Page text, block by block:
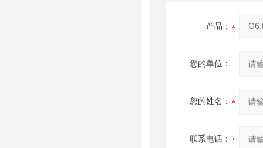
产品：
您的单位：
您的姓名：
联系电话：